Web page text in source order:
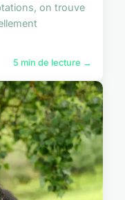
on trouve
5 min de lecture →